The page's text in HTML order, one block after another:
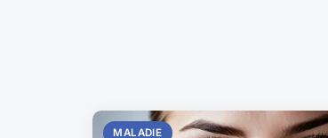
MALADIE